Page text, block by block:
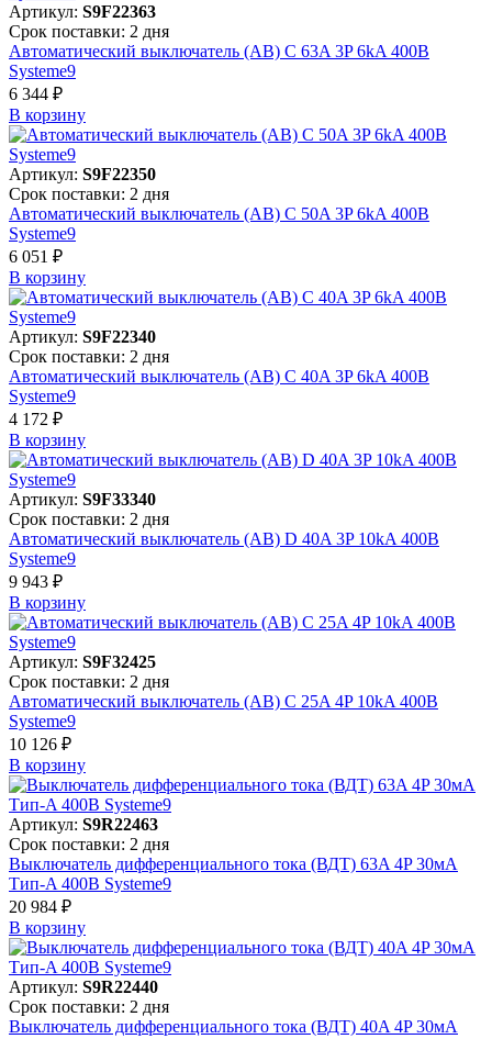
Артикул: S9F22363
Срок поставки: 2 дня
Автоматический выключатель (АВ) C 63A 3P 6kA 400В
Systeme9
6 344 ₽
В корзинy
Артикул: S9F22350
Срок поставки: 2 дня
Автоматический выключатель (АВ) C 50A 3P 6kA 400В
Systeme9
6 051 ₽
В корзинy
Артикул: S9F22340
Срок поставки: 2 дня
Автоматический выключатель (АВ) C 40A 3P 6kA 400В
Systeme9
4 172 ₽
В корзинy
Артикул: S9F33340
Срок поставки: 2 дня
Автоматический выключатель (АВ) D 40A 3P 10kA 400В
Systeme9
9 943 ₽
В корзинy
Артикул: S9F32425
Срок поставки: 2 дня
Автоматический выключатель (АВ) C 25A 4P 10kA 400В
Systeme9
10 126 ₽
В корзинy
Артикул: S9R22463
Срок поставки: 2 дня
Выключатель дифференциального тока (ВДТ) 63A 4P 30мА
Тип-A 400В Systeme9
20 984 ₽
В корзинy
Артикул: S9R22440
Срок поставки: 2 дня
Выключатель дифференциального тока (ВДТ) 40A 4P 30мА